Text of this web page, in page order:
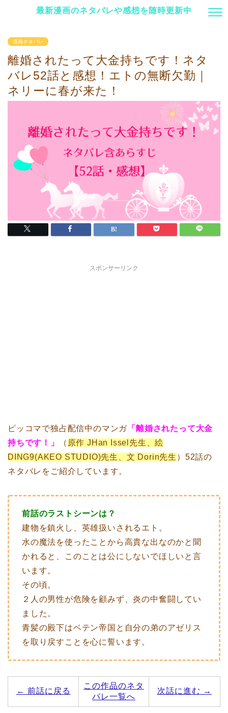
最新漫画のネタバレや感想を随時更新中
漫画ネタバレ
離婚されたって大金持ちです！ネタ
バレ52話と感想！エトの無断欠勤｜
ネリーに春が来た！
スポンサーリンク
ピッコマで独占配信中のマンガ 「離婚されたって大金
持ちです！」
（ 原作 JHan Issel先生、絵
DING9(AKEO STUDIO)先生、文 Dorin先生 ）52話の
ネタバレをご紹介しています。
前話のラストシーンは？
建物を鎮火し、英雄扱いされるエト。
水の魔法を使ったことから高貴な出なのかと聞
かれると、このことは公にしないでほしいと言
います。
その頃。
２人の男性が危険を顧みず、炎の中奮闘してい
ました。
青髪の殿下はベテン帝国と自分の弟のアゼリス
を取り戻すことを心に誓います。
← 前話に戻る
この作品のネタ
バレ一覧へ
次話に進む →